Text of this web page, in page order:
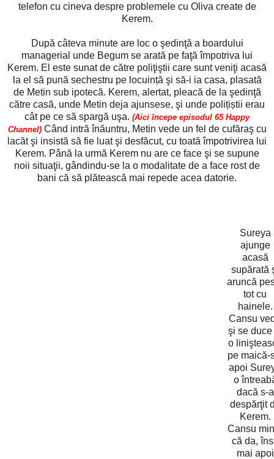
telefon cu cineva despre problemele cu Oliva create de
Kerem.
După câteva minute are loc o şedinţă a boardului
managerial unde Begum se arată pe faţă împotriva lui
Kerem. El este sunat de către poliţiştii care sunt veniţi acasă
la el să pună sechestru pe locuință şi să-i ia casa, plasată
de Metin sub ipotecă. Kerem, alertat, pleacă de la şedinţă
către casă, unde Metin deja ajunsese, şi unde polițiștii erau
cât pe ce să spargă uşa. (Aici începe episodul 65 Happy
Channel)Când intră înăuntru, Metin vede un fel de cufăraş cu
lacăt şi insistă să fie luat şi desfăcut, cu toată împotrivirea lui
Kerem. Până la urmă Kerem nu are ce face şi se supune
noii situaţii, gândindu-se la o modalitate de a face rost de
bani că să plătească mai repede acea datorie.
Sureya
ajunge
acasă
supărată
aruncă
tot cu
hainele.
Cansu
şi se duce
o
pe maică-
apoi
o
dacă s-a
despărţit
Kerem.
Cansu
că da,
mai apoi